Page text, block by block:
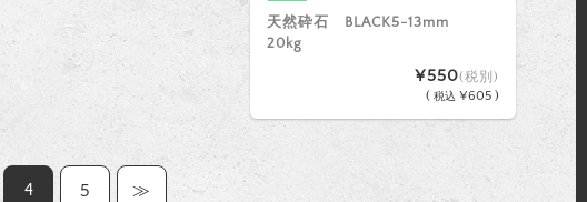
天然砕石 BLACK5-13mm
20kg
¥550(税別)
( 税込 ¥605 )
4 5 ≫